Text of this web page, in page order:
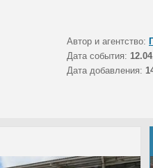
Автор и агентство:
Дата события:
Дата добавления: